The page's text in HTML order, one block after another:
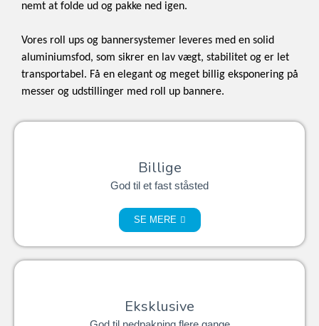
nemt at folde ud og pakke ned igen.
Vores roll ups og bannersystemer leveres med en solid
aluminiumsfod, som sikrer en lav vægt, stabilitet og er let
transportabel. Få en elegant og meget billig eksponering på
messer og udstillinger med roll up bannere.
Billige
God til et fast ståsted
SE MERE
Eksklusive